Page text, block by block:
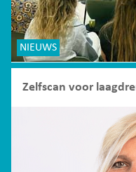
NIEUWS
Zelfscan voor